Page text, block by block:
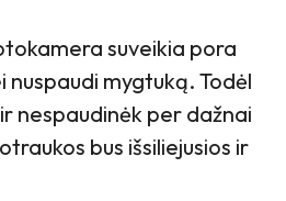
suveikia pora
nuspaudi mygtuką. Todėl
nespaudinėk per dažnai
bus išsiliejusios ir